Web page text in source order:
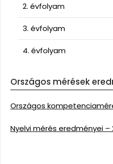
2. évfolyam
3. évfolyam
4. évfolyam
Országos mérések
Országos
Nyelvi mérés eredményei –